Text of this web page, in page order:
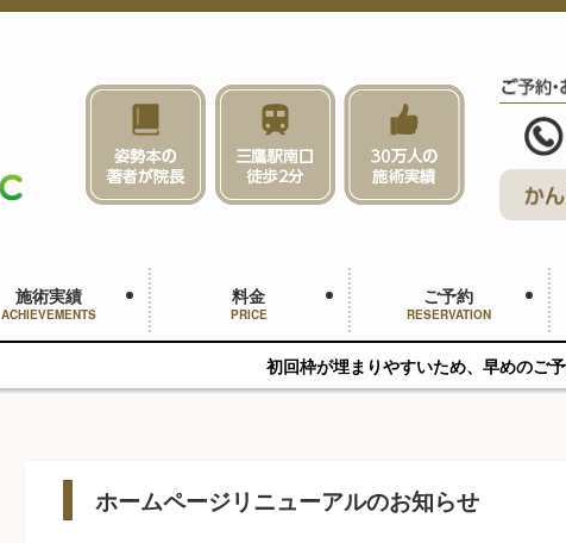
施術実績
ACHIEVEMENTS
料金
PRICE
ご予約
RESERVATION
初回枠が埋まりやすいため、早めのご予約をおすすめします
ホームページリニューアルのお知らせ